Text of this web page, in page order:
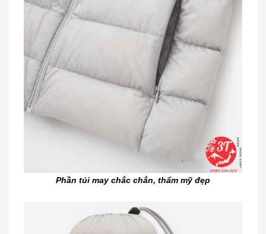
Phần túi may chắc chắn, thẩm mỹ đẹp